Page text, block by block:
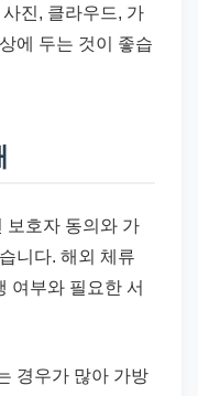
진, 클라우드, 가
에 두는 것이 좋습
보호자 동의와 가
니다. 해외 체류
여부와 필요한 서
경우가 많아 가방